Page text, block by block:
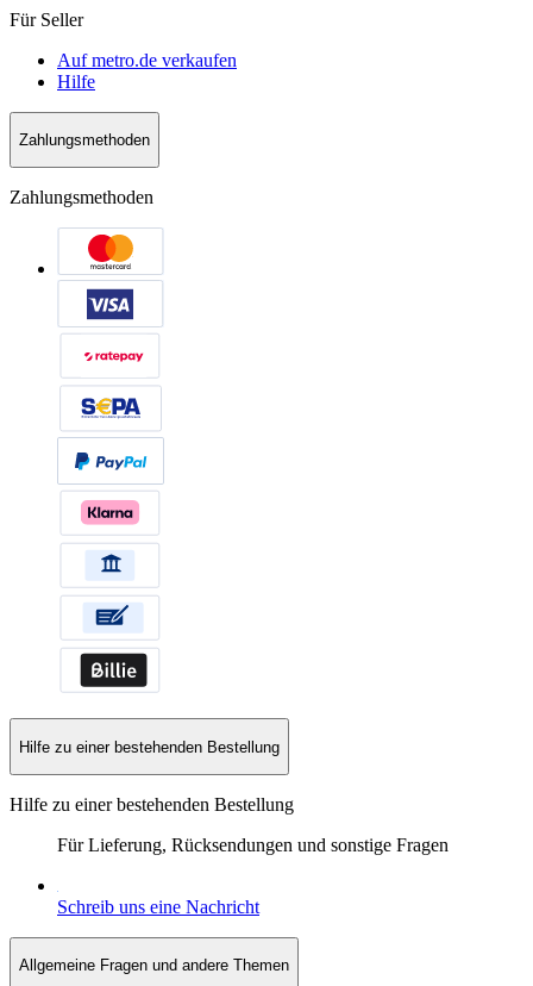
Für Seller
Auf metro.de verkaufen
Hilfe
Zahlungsmethoden
Zahlungsmethoden
Hilfe zu einer bestehenden Bestellung
Hilfe zu einer bestehenden Bestellung
Für Lieferung, Rücksendungen und sonstige Fragen
Schreib uns eine Nachricht
Allgemeine Fragen und andere Themen